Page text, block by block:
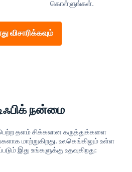
கொள்ளுங்கள்.
விசாரிக்கவும்
நன்மை
பெற்ற தளம் சிக்கலான கருத்துக்களை
மாற்றுகிறது. உலகெங்கிலும் உள்ள
இது உங்களுக்கு உதவுகிறது: